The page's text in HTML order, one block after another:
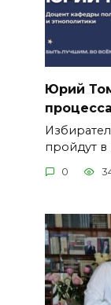
Юрий
пройдут в
0